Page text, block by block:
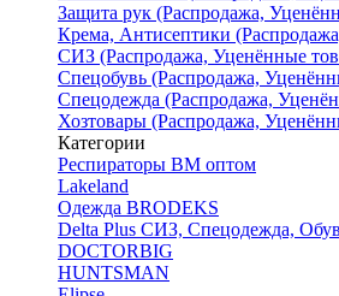
Защита рук (Распродажа,
Крема, Антисептики
СИЗ (Распродажа, Уценённые
Спецобувь (Распродажа,
Спецодежда (Распродажа,
Хозтовары (Распродажа,
Категории
Респираторы ВМ оптом
Lakeland
Одежда BRODEKS
Delta Plus СИЗ, Спецодежда,
DOCTORBIG
HUNTSMAN